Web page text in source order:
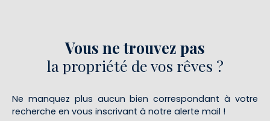
Vous ne trouvez pas
la propriété de vos rêves ?
Ne manquez plus aucun bien correspondant à votre
recherche en vous inscrivant à notre alerte mail !